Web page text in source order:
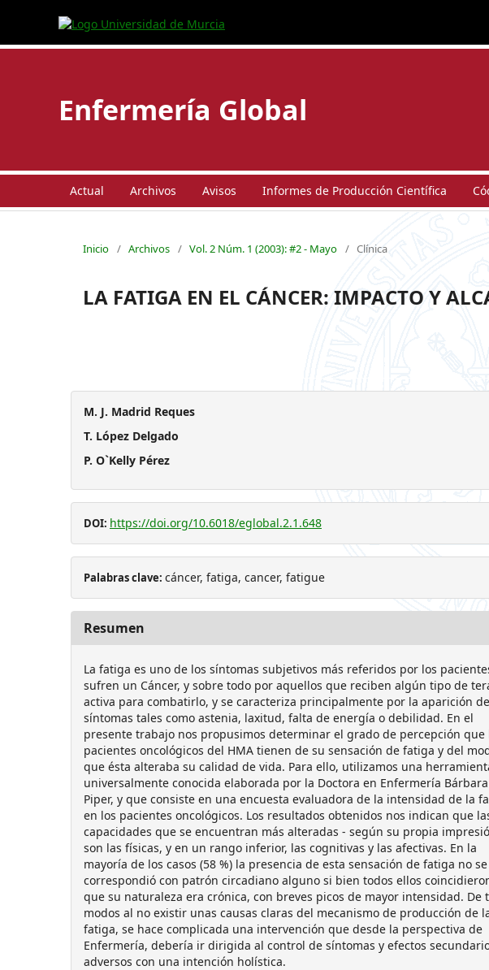
Enfermería Global
Actual Archivos Avisos Informes de Producción Científica
Inicio / Archivos / Vol. 2 Núm. 1 (2003): #2 - Mayo / Clínica
LA FATIGA EN EL CÁNCER: IMPACTO Y
M. J. Madrid Reques
T. López Delgado
P. O`Kelly Pérez
DOI: https://doi.org/10.6018/eglobal.2.1.648
Palabras clave: cáncer, fatiga, cancer, fatigue
Resumen
La fatiga es uno de los síntomas subjetivos más referidos por los
sufren un Cáncer, y sobre todo por aquellos que reciben algún tipo de
activa para combatirlo, y se caracteriza principalmente por la aparición de
síntomas tales como astenia, laxitud, falta de energía o debilidad. En el
presente trabajo nos propusimos determinar el grado de percepción que
pacientes oncológicos del HMA tienen de su sensación de fatiga y del
que ésta alteraba su calidad de vida. Para ello, utilizamos una
universalmente conocida elaborada por la Doctora en Enfermería Bárbara
Piper, y que consiste en una encuesta evaluadora de la intensidad de la
en los pacientes oncológicos. Los resultados obtenidos nos indican que
capacidades que se encuentran más alteradas - según su propia
son las físicas, y en un rango inferior, las cognitivas y las afectivas. En la
mayoría de los casos (58 %) la presencia de esta sensación de fatiga no se
correspondió con patrón circadiano alguno si bien todos ellos
que su naturaleza era crónica, con breves picos de mayor intensidad. De
modos al no existir unas causas claras del mecanismo de producción de
fatiga, se hace complicada una intervención que desde la perspectiva de
Enfermería, debería ir dirigida al control de síntomas y efectos
adversos con una intención holística.